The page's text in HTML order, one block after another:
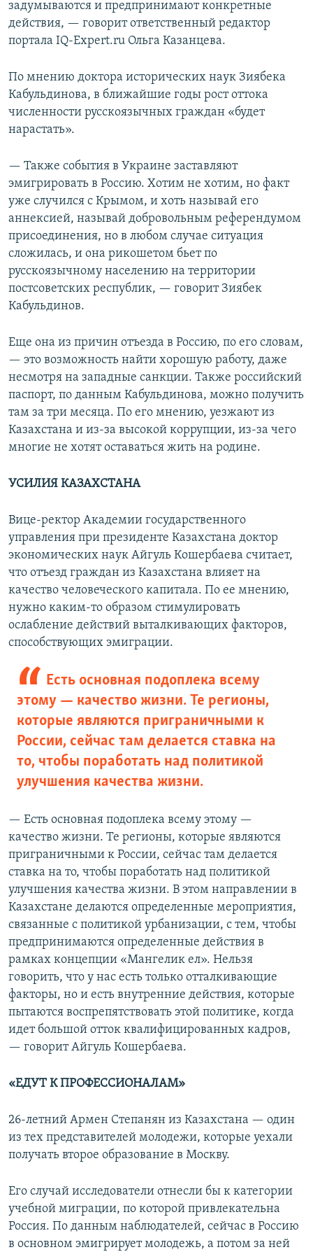
задумываются и предпринимают конкретные
действия, — говорит ответственный редактор
портала IQ-Expert.ru Ольга Казанцева.
По мнению доктора исторических наук Зиябека
Кабульдинова, в ближайшие годы рост оттока
численности русскоязычных граждан «будет
нарастать».
— Также события в Украине заставляют
эмигрировать в Россию. Хотим не хотим, но факт
уже случился с Крымом, и хоть называй его
аннексией, называй добровольным референдумом
присоединения, но в любом случае ситуация
сложилась, и она рикошетом бьет по
русскоязычному населению на территории
постсоветских республик, — говорит Зиябек
Кабульдинов.
Еще она из причин отъезда в Россию, по его словам,
— это возможность найти хорошую работу, даже
несмотря на западные санкции. Также российский
паспорт, по данным Кабульдинова, можно получить
там за три месяца. По его мнению, уезжают из
Казахстана и из-за высокой коррупции, из-за чего
многие не хотят оставаться жить на родине.
УСИЛИЯ КАЗАХСТАНА
Вице-ректор Академии государственного
управления при президенте Казахстана доктор
экономических наук Айгуль Кошербаева считает,
что отъезд граждан из Казахстана влияет на
качество человеческого капитала. По ее мнению,
нужно каким-то образом стимулировать
ослабление действий выталкивающих факторов,
способствующих эмиграции.
Есть основная подоплека всему
этому — качество жизни. Те регионы,
которые являются приграничными к
России, сейчас там делается ставка на
то, чтобы поработать над политикой
улучшения качества жизни.
— Есть основная подоплека всему этому —
качество жизни. Те регионы, которые являются
приграничными к России, сейчас там делается
ставка на то, чтобы поработать над политикой
улучшения качества жизни. В этом направлении в
Казахстане делаются определенные мероприятия,
связанные с политикой урбанизации, с тем, чтобы
предпринимаются определенные действия в
рамках концепции «Мангелик ел». Нельзя
говорить, что у нас есть только отталкивающие
факторы, но и есть внутренние действия, которые
пытаются воспрепятствовать этой политике, когда
идет большой отток квалифицированных кадров,
— говорит Айгуль Кошербаева.
«ЕДУТ К ПРОФЕССИОНАЛАМ»
26-летний Армен Степанян из Казахстана — один
из тех представителей молодежи, которые уехали
получать второе образование в Москву.
Его случай исследователи отнесли бы к категории
учебной миграции, по которой привлекательна
Россия. По данным наблюдателей, сейчас в Россию
в основном эмигрирует молодежь, а потом за ней